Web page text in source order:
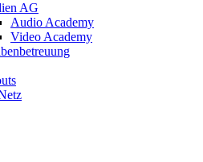
AG
Audio Academy
Video Academy